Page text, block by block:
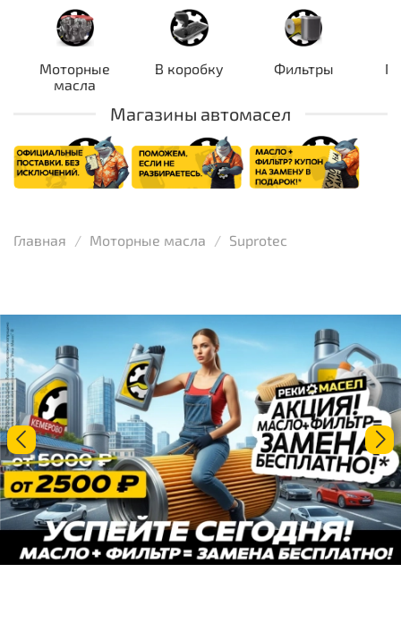
Моторные
масла
В коробку Фильтры
Магазины автомасел
Главная Моторные масла Suprotec